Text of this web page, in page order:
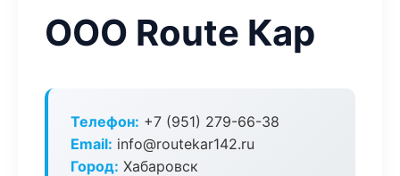
ООО Route Кар
Телефон: +7 (951) 279-66-38
Email: info@routekar142.ru
Город: Хабаровск